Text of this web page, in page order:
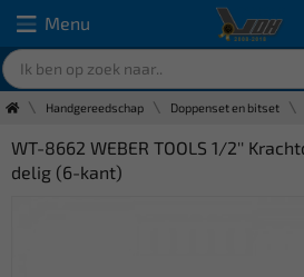
Menu
Handgereedschap Doppenset en bitset
WT-8662 WEBER TOOLS 1/2''
delig (6-kant)